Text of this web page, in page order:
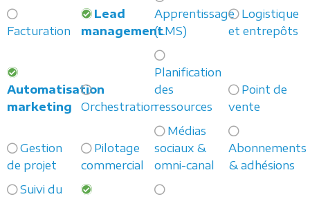
Facturation
Lead
management
Apprentissage
(LMS)
Logistique
et entrepôts
Automatisation
marketing
Orchestration
Planification
des
ressources
Point de
vente
Gestion
de projet
Pilotage
commercial
Médias
sociaux &
omni-canal
Abonnements
& adhésions
Suivi du